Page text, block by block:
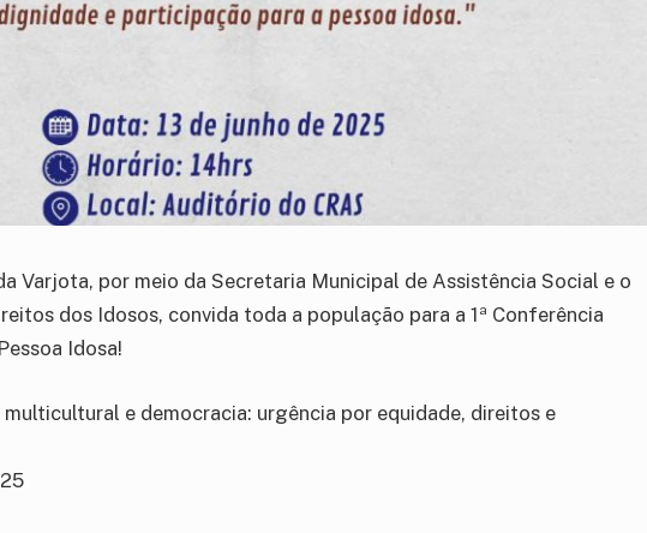
Varjota, por meio da Secretaria Municipal de Assistência Social e o
dos Idosos, convida toda a população para a 1ª Conferência
Idosa!
multicultural e democracia: urgência por equidade, direitos e